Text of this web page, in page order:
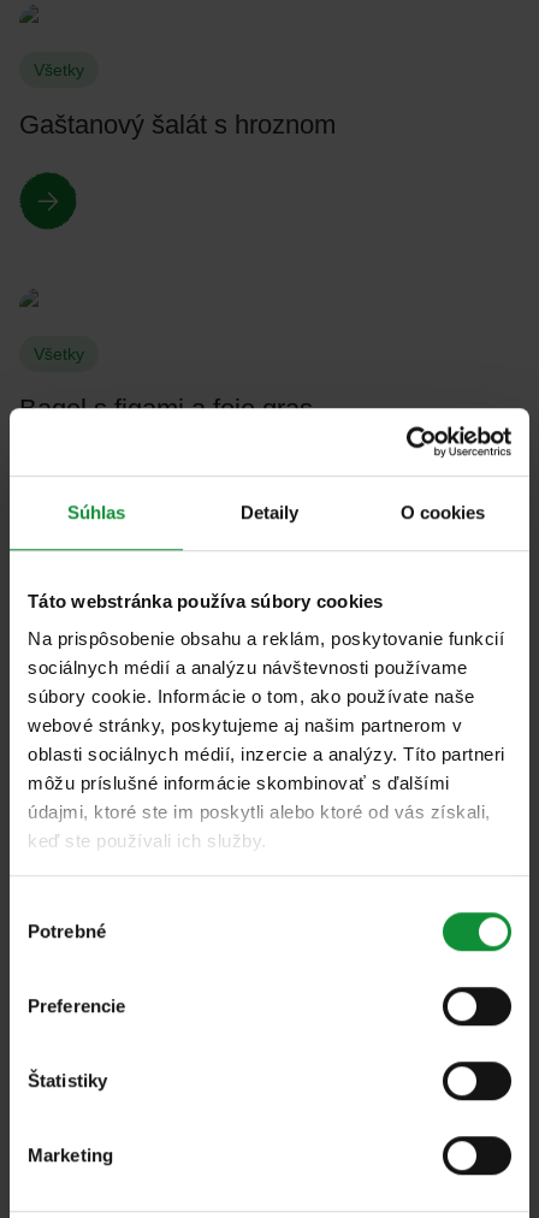
Súhlas Detaily O cookies
Táto webstránka používa súbory cookies
Na prispôsobenie obsahu a reklám, poskytovanie funkcií
sociálnych médií a analýzu návštevnosti používame
súbory cookie. Informácie o tom, ako používate naše
webové stránky, poskytujeme aj našim partnerom v
oblasti sociálnych médií, inzercie a analýzy. Títo partneri
môžu príslušné informácie skombinovať s ďalšími
údajmi, ktoré ste im poskytli alebo ktoré od vás získali,
keď ste používali ich služby.
súhlasu
Potrebné
Preferencie
Štatistiky
Marketing
Všetky
Gaštanový šalát s hroznom
Všetky
Bagel s figami a foie gras
Všetky
Čerstvý šalát s červenou šošovicou a
sušenými slivkami
Horúce hroznové ragú s tekvicovým olejom